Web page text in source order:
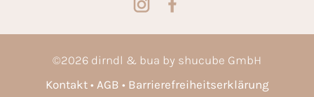
©2026 dirndl & bua by shucube GmbH
Kontakt
AGB Barrierefreiheitserklärung